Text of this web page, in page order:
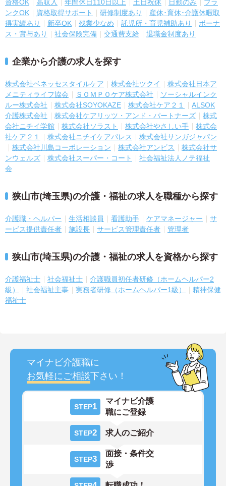
資格OK 高収入 年間休日110日以上 土日祝休 日勤のみ
ブラ
ンクOK
資格取得サポート 研修制度あり
産休･育休･介護休暇取
得実績あり
新卒OK 残業少なめ 託児所・育児補助あり
ボーナ
ス・賞与あり
社会保険完備 交通費支給 退職金制度あり
企業から介護の求人を探す
株式会社ベネッセスタイルケア 株式会社ツクイ
株式会社日本ア
メニティライフ協会
ＳＯＭＰＯケア株式会社
ソーシャルインク
ルー株式会社
株式会社SOYOKAZE 株式会社ケア２１
ALSOK
介護株式会社
株式会社ケアリッツ・アンド・パートナーズ
株式
会社ニチイ学館
株式会社ソラスト 株式会社やさしい手
株式会
社ケア２１
株式会社ニチイケアパレス
株式会社サンガジャパン
株式会社川島コーポレーション
株式会社アンビス
株式会社サ
ンウェルズ
株式会社スーパー・コート
社会福祉法人ノテ福祉
会
狭山市(埼玉県)の介護・福祉の求人を職種から探す
介護職・ヘルパー 生活相談員 看護助手 ケアマネージャー
サ
ービス提供責任者
施設長 サービス管理責任者 管理者
狭山市(埼玉県)の介護・福祉の求人を資格から探す
介護福祉士 社会福祉士
介護職員初任者研修（ホームヘルパー2
級）
社会福祉主事 実務者研修（ホームヘルパー1級）
精神保健
福祉士
マイナビ介護職に
お気軽にご相談下さい！
STEP1
マイナビ介護
職にご登録
STEP2 求人のご紹介
STEP3
面接・条件交
渉